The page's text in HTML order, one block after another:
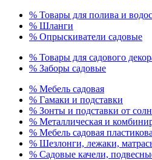
% Товары для полива и
% Шланги
% Опрыскиватели садовые
% Товары для садового
% Заборы садовые
% Мебель садовая
% Гамаки и подставки
% Зонты и подставки от
% Металлическая и
% Мебель садовая
% Шезлонги, лежаки,
% Садовые качели,